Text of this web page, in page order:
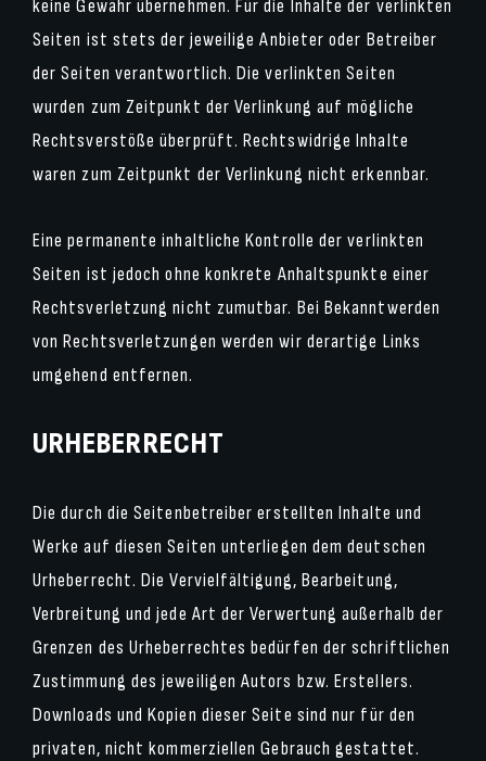
keine Gewähr übernehmen. Für die Inhalte der verlinkten
Seiten ist stets der jeweilige Anbieter oder Betreiber
der Seiten verantwortlich. Die verlinkten Seiten
wurden zum Zeitpunkt der Verlinkung auf mögliche
Rechtsverstöße überprüft. Rechtswidrige Inhalte
waren zum Zeitpunkt der Verlinkung nicht erkennbar.
Eine permanente inhaltliche Kontrolle der verlinkten
Seiten ist jedoch ohne konkrete Anhaltspunkte einer
Rechtsverletzung nicht zumutbar. Bei Bekanntwerden
von Rechtsverletzungen werden wir derartige Links
umgehend entfernen.
URHEBERRECHT
Die durch die Seitenbetreiber erstellten Inhalte und
Werke auf diesen Seiten unterliegen dem deutschen
Urheberrecht. Die Vervielfältigung, Bearbeitung,
Verbreitung und jede Art der Verwertung außerhalb der
Grenzen des Urheberrechtes bedürfen der schriftlichen
Zustimmung des jeweiligen Autors bzw. Erstellers.
Downloads und Kopien dieser Seite sind nur für den
privaten, nicht kommerziellen Gebrauch gestattet.